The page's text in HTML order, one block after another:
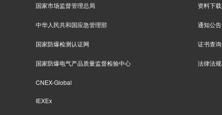
国家市场监督管理总局
中华人民共和国应急管理部
国家防爆检测认证网
国家防爆电气产品质量监督检验中心
CNEX-Global
IEXEx
资料下载
通知公告
证书查询
法律法规